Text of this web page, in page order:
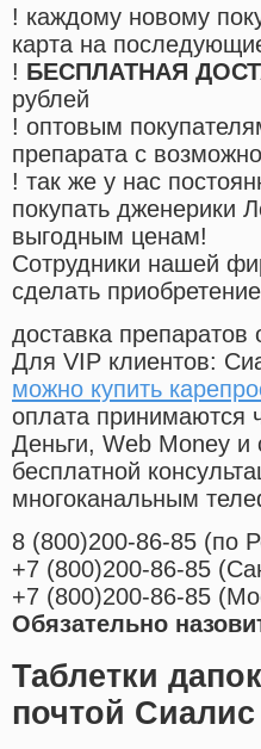
! каждому новому
карта на
! БЕСПЛАТНАЯ
рублей
! оптовым
препарата с
! так же у нас
покупать дженерики
выгодным ценам!
Cотрудники нашей
сделать
доставка препаратов
Для VIP клиентов:
можно купить
оплата принимаются
Деньги, Web Money и
бесплатной
многоканальным
8 (800)200-86-85 (по
+7 (800)200-86-85 (
+7 (800)200-86-85 (
Обязательно
Таблетки
почтой